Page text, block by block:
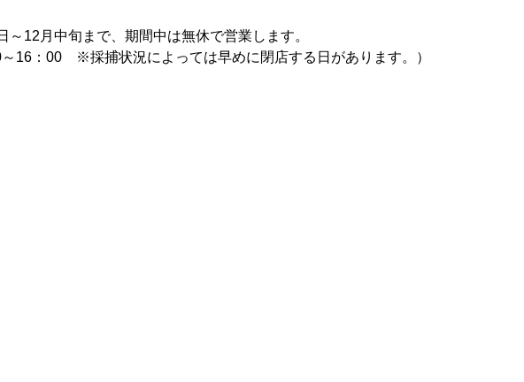
～12月中旬まで、期間中は無休で営業します。
～16：00　※採捕状況によっては早めに閉店する日があります。）